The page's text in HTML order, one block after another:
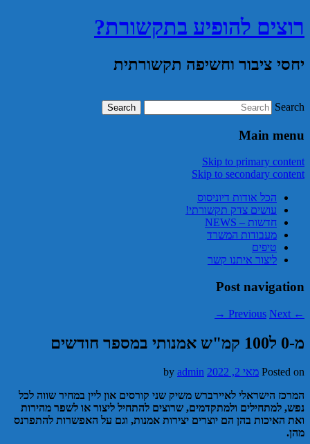
רוצים להופיע בתקשורת?
יחסי ציבור וחשיפה תקשורתית
Search
Main menu
Skip to primary content
Skip to secondary content
הכל אודות דיוניסוס
עושים צדק תקשורתי!
חדשות – NEWS
מעבודות המשרד
טיפים
ליצור איתנו קשר
Post navigation
←
Next
→
מ-0 ל100 קמ"ש אמנותי במספר חודשים‎
Posted on מאי 2, 2022 by admin
המרכז הישראלי לאיירברש משיק שני קורסים און ליין במחיר שווה לכל
נפש, למתחילים ולמתקדמים, שרוצים להתחיל ליצור או לשפר מהירות
ואת האיכות בהן הם יוצרים יצירות אמנות, וגם על האפשרות להתפרנס
מהן.